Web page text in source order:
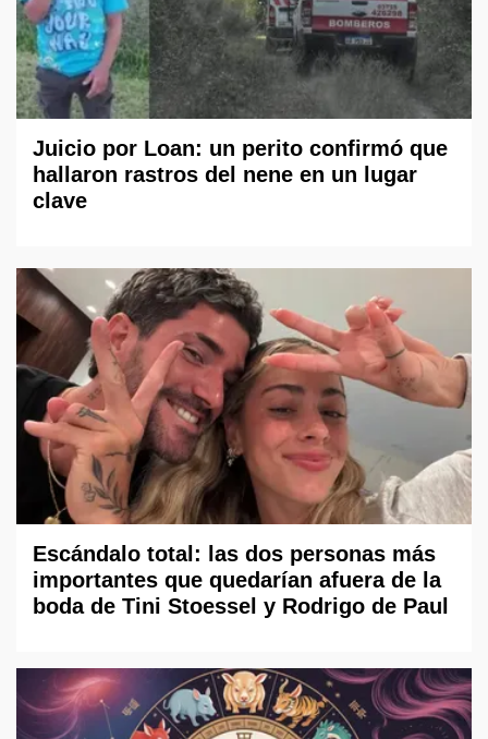
Juicio por Loan: un perito confirmó que
hallaron rastros del nene en un lugar
clave
Escándalo total: las dos personas más
importantes que quedarían afuera de la
boda de Tini Stoessel y Rodrigo de Paul